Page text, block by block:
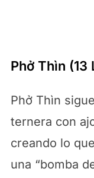
Phở Thìn (13
Phở Thìn
ternera con
creando lo
una “bomba